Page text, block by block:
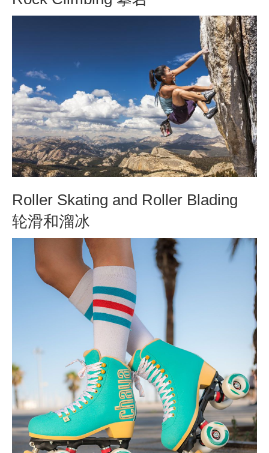
Roller Skating and Roller Blading
轮滑和溜冰